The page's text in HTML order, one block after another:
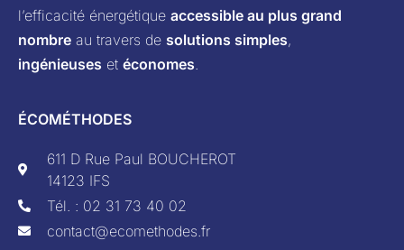
l’efficacité énergétique accessible au plus grand
nombre au travers de solutions simples,
ingénieuses et économes.
ÉCOMÉTHODES
611 D Rue Paul BOUCHEROT
14123 IFS
Tél. : 02 31 73 40 02
contact@ecomethodes.fr